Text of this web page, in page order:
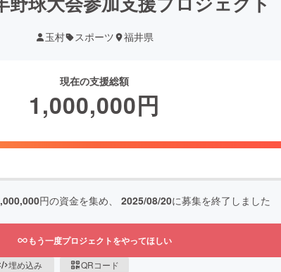
玉村 スポーツ 福井県
現在の支援総額
1,000,000円
円の資金を集め、 2025/08/20に募集を終了しました
もう一度プロジェクトをやってほしい
埋め込み QRコード